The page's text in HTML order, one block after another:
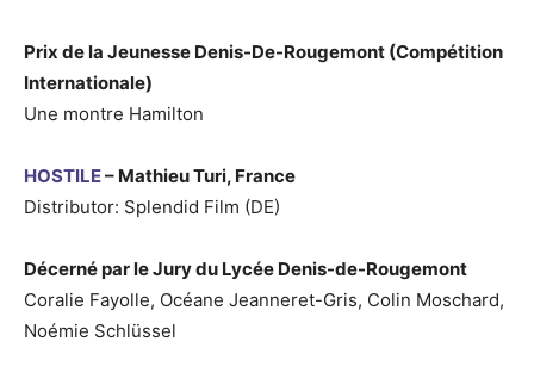
Prix de la Jeunesse Denis-De-Rougemont (Compétition
Internationale)
Une montre Hamilton
HOSTILE– Mathieu Turi, France
Distributor: Splendid Film (DE)
Décerné par le Jury du Lycée Denis-de-Rougemont
Coralie Fayolle, Océane Jeanneret-Gris, Colin Moschard,
Noémie Schlüssel